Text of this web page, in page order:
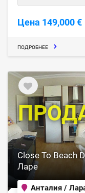
Цена 149,000 €
ПОДРОБНЕЕ
Close To Beach
Ларе
Анталия /